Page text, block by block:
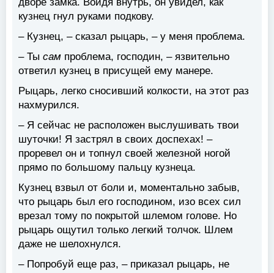
кузнец гнул руками подкову.
– Кузнец, – сказал рыцарь, – у меня проблема.
– Ты сам проблема, господин, – язвительно
ответил кузнец в присущей ему манере.
Рыцарь, легко сносивший колкости, на этот раз
нахмурился.
– Я сейчас не расположен выслушивать твои
шуточки! Я застрял в своих доспехах! –
проревел он и топнул своей железной ногой
прямо по большому пальцу кузнеца.
Кузнец взвыл от боли и, моментально забыв,
что рыцарь был его господином, изо всех сил
врезал тому по покрытой шлемом голове. Но
рыцарь ощутил только легкий толчок. Шлем
даже не шелохнулся.
– Попробуй еще раз, – приказал рыцарь, не